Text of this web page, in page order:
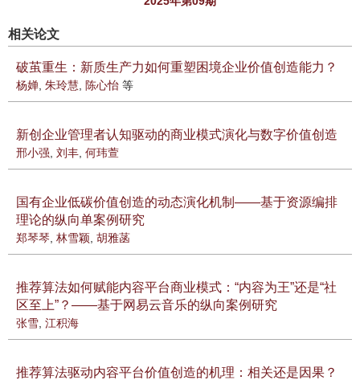
相关论文
破茧重生：新质生产力如何重塑困境企业价值创造能力？
杨婵 朱玲慧 陈心怡 等
新创企业管理者认知驱动的商业模式演化与数字价值创造
邢小强 刘丰 何玮萱
国有企业低碳价值创造的动态演化机制——基于资源编排
理论的纵向单案例研究
郑琴琴 林雪颖 胡雅菡
推荐算法如何赋能内容平台商业模式：“内容为王”还是“社
区至上”？——基于网易云音乐的纵向案例研究
张雪 江积海
推荐算法驱动内容平台价值创造的机理：相关还是因果？